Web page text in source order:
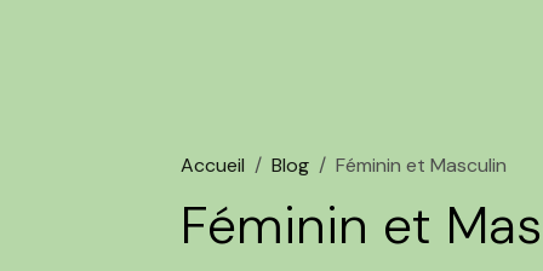
Accueil Blog Féminin et Masculin
Féminin et